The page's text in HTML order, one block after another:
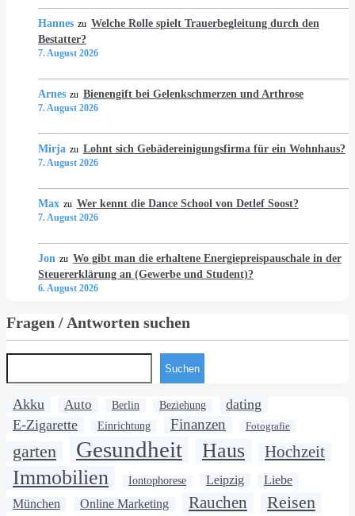
Hannes zu Welche Rolle spielt Trauerbegleitung durch den
Bestatter?
7. August 2026
Arnes zu Bienengift bei Gelenkschmerzen und Arthrose
7. August 2026
Mirja zu Lohnt sich Gebädereinigungsfirma für ein Wohnhaus?
7. August 2026
Max zu Wer kennt die Dance School von Detlef Soost?
7. August 2026
Jon zu Wo gibt man die erhaltene Energiepreispauschale in der
Steuererklärung an (Gewerbe und Student)?
6. August 2026
Fragen / Antworten suchen
Suchen
Akku Auto Berlin Beziehung
dating
E-Zigarette
Einrichtung Finanzen Fotografie
garten Gesundheit Haus Hochzeit
Immobilien Iontophorese Leipzig Liebe
München Online Marketing Rauchen Reisen